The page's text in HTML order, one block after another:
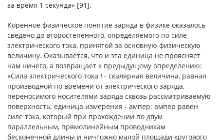
за время 1 секунда» [91].
Коренное физическое понятие заряда в физике оказалось
сведено до второстепенного, определяемого по силе
электрического тока, принятой за основную физическую
величину. Оказывается, что и эта единица не проясняет
нам ничего, а возвращает к предыдущему определению:
«Сила электрического тока I - скалярная величина, равная
производной по времени от электрического заряда,
переносимого носителями заряда сквозь рассматриваемую
поверхность; единица измерения - ампер; ампер равен
силе тока, который при прохождении по двум
параллельным, прямолинейным проводникам
бесконечной длины и ничтожно малой площади кругового